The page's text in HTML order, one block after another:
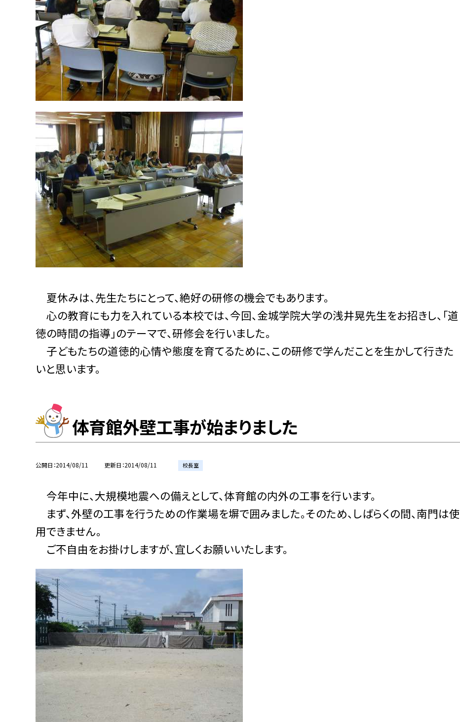
夏休みは、先生たちにとって、絶好の研修の機会でもあります。
心の教育にも力を入れている本校では、今回、金城学院大学の浅井晃先生をお招きし、「道
徳の時間の指導」のテーマで、研修会を行いました。
子どもたちの道徳的心情や態度を育てるために、この研修で学んだことを生かして行きた
いと思います。
体育館外壁工事が始まりました
公開日 2014/08/11 更新日 2014/08/11 校長室
今年中に、大規模地震への備えとして、体育館の内外の工事を行います。
まず、外壁の工事を行うための作業場を塀で囲みました。そのため、しばらくの間、南門は使
用できません。
ご不自由をお掛けしますが、宜しくお願いいたします。